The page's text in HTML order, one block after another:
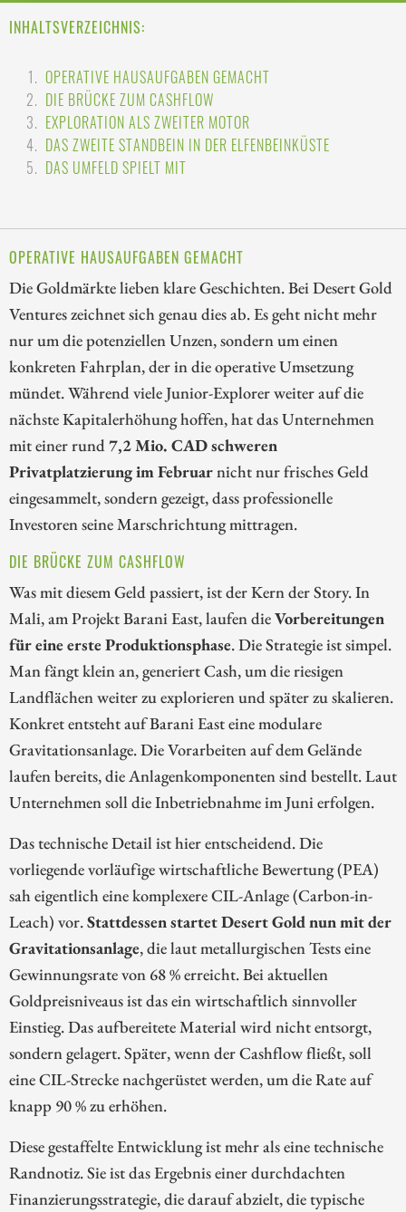
INHALTSVERZEICHNIS:
OPERATIVE HAUSAUFGABEN GEMACHT
DIE BRÜCKE ZUM CASHFLOW
EXPLORATION ALS ZWEITER MOTOR
DAS ZWEITE STANDBEIN IN DER ELFENBEINKÜSTE
DAS UMFELD SPIELT MIT
OPERATIVE HAUSAUFGABEN GEMACHT
Die Goldmärkte lieben klare Geschichten. Bei Desert Gold
Ventures zeichnet sich genau dies ab. Es geht nicht mehr
nur um die potenziellen Unzen, sondern um einen
konkreten Fahrplan, der in die operative Umsetzung
mündet. Während viele Junior-Explorer weiter auf die
nächste Kapitalerhöhung hoffen, hat das Unternehmen
mit einer rund7,2 Mio. CAD schweren
Privatplatzierung im Februarnicht nur frisches Geld
eingesammelt, sondern gezeigt, dass professionelle
Investoren seine Marschrichtung mittragen.
DIE BRÜCKE ZUM CASHFLOW
Was mit diesem Geld passiert, ist der Kern der Story. In
Mali, am Projekt Barani East, laufen dieVorbereitungen
für eine erste Produktionsphase. Die Strategie ist simpel.
Man fängt klein an, generiert Cash, um die riesigen
Landflächen weiter zu explorieren und später zu skalieren.
Konkret entsteht auf Barani East eine modulare
Gravitationsanlage. Die Vorarbeiten auf dem Gelände
laufen bereits, die Anlagenkomponenten sind bestellt. Laut
Unternehmen soll die Inbetriebnahme im Juni erfolgen.
Das technische Detail ist hier entscheidend. Die
vorliegende vorläufige wirtschaftliche Bewertung (PEA)
sah eigentlich eine komplexere CIL-Anlage (Carbon-in-
Leach) vor.Stattdessen startet Desert Gold nun mit der
Gravitationsanlage, die laut metallurgischen Tests eine
Gewinnungsrate von 68 % erreicht. Bei aktuellen
Goldpreisniveaus ist das ein wirtschaftlich sinnvoller
Einstieg. Das aufbereitete Material wird nicht entsorgt,
sondern gelagert. Später, wenn der Cashflow fließt, soll
eine CIL-Strecke nachgerüstet werden, um die Rate auf
knapp 90 % zu erhöhen.
Diese gestaffelte Entwicklung ist mehr als eine technische
Randnotiz. Sie ist das Ergebnis einer durchdachten
Finanzierungsstrategie, die darauf abzielt, die typische